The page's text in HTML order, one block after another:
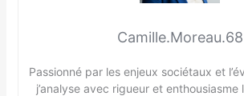
Camille.Moreau.68
Passionné par les enjeux sociétaux et
j’analyse avec rigueur et enthousiasme